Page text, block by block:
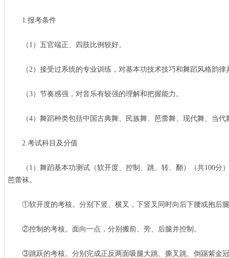
1.报考条件
（1）五官端正、四肢比例较好。
（2）接受过系统的专业训练，对基本功技术技巧和舞蹈风格韵律
（3）节奏感强，对音乐有较强的理解和把握能力。
（4）舞蹈种类包括中国古典舞、民族舞、芭蕾舞、现代舞、当代
2.考试科目及分值
（1）舞蹈基本功测试（软开度、控制、跳、转、翻）（共100分
芭蕾袜。
①软开度的考核。分别下竖、横叉，下竖叉同时向后下腰或抱后
②控制的考核。面向一点，分别搬前、旁、后腿并控制。
③跳跃的考核。分别完成正反两面吸腿大跳、撕叉跳、倒踢紫金冠